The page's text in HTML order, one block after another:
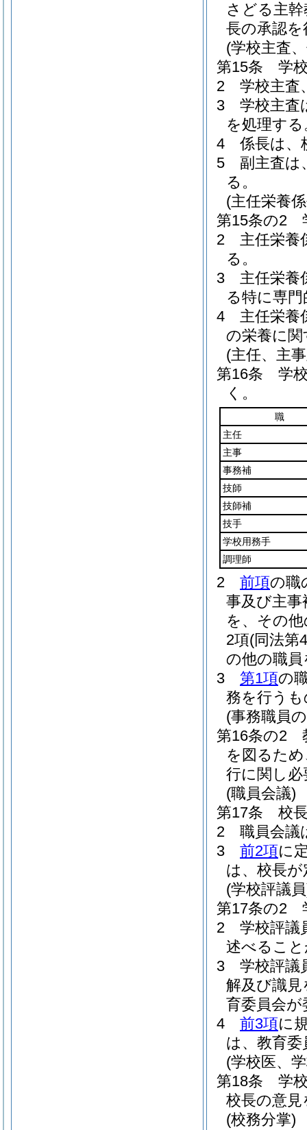
さどる主
長の承認
(学校主査
第15条
学
2
学校主査
3
学校主査
を処理する
4
係長は、
5
副主査は
る。
(主任栄養
第15条の2
2
主任栄養
る。
3
主任栄養
る特に専
4
主任栄養
の栄養に
(主任、主
第16条
学
く。
職
主任
主事
事務補
技師
技師補
技手
学校用務手
調理師
2 前項の職
事及び主事
を、その
2項(同法第
の他の職
3
第1項の
務を行う
(事務職員
第16条の2
を図るた
行に関し
(職員会議)
第17条
校
2
職員会議
3
前2項に
は、校長
(学校評議
第17条の2
2
学校評議
述べるこ
3
学校評議
解及び識
育委員会
4
前3項に
は、教育
(学校医、
第18条
学
校長の意
(校務分掌)